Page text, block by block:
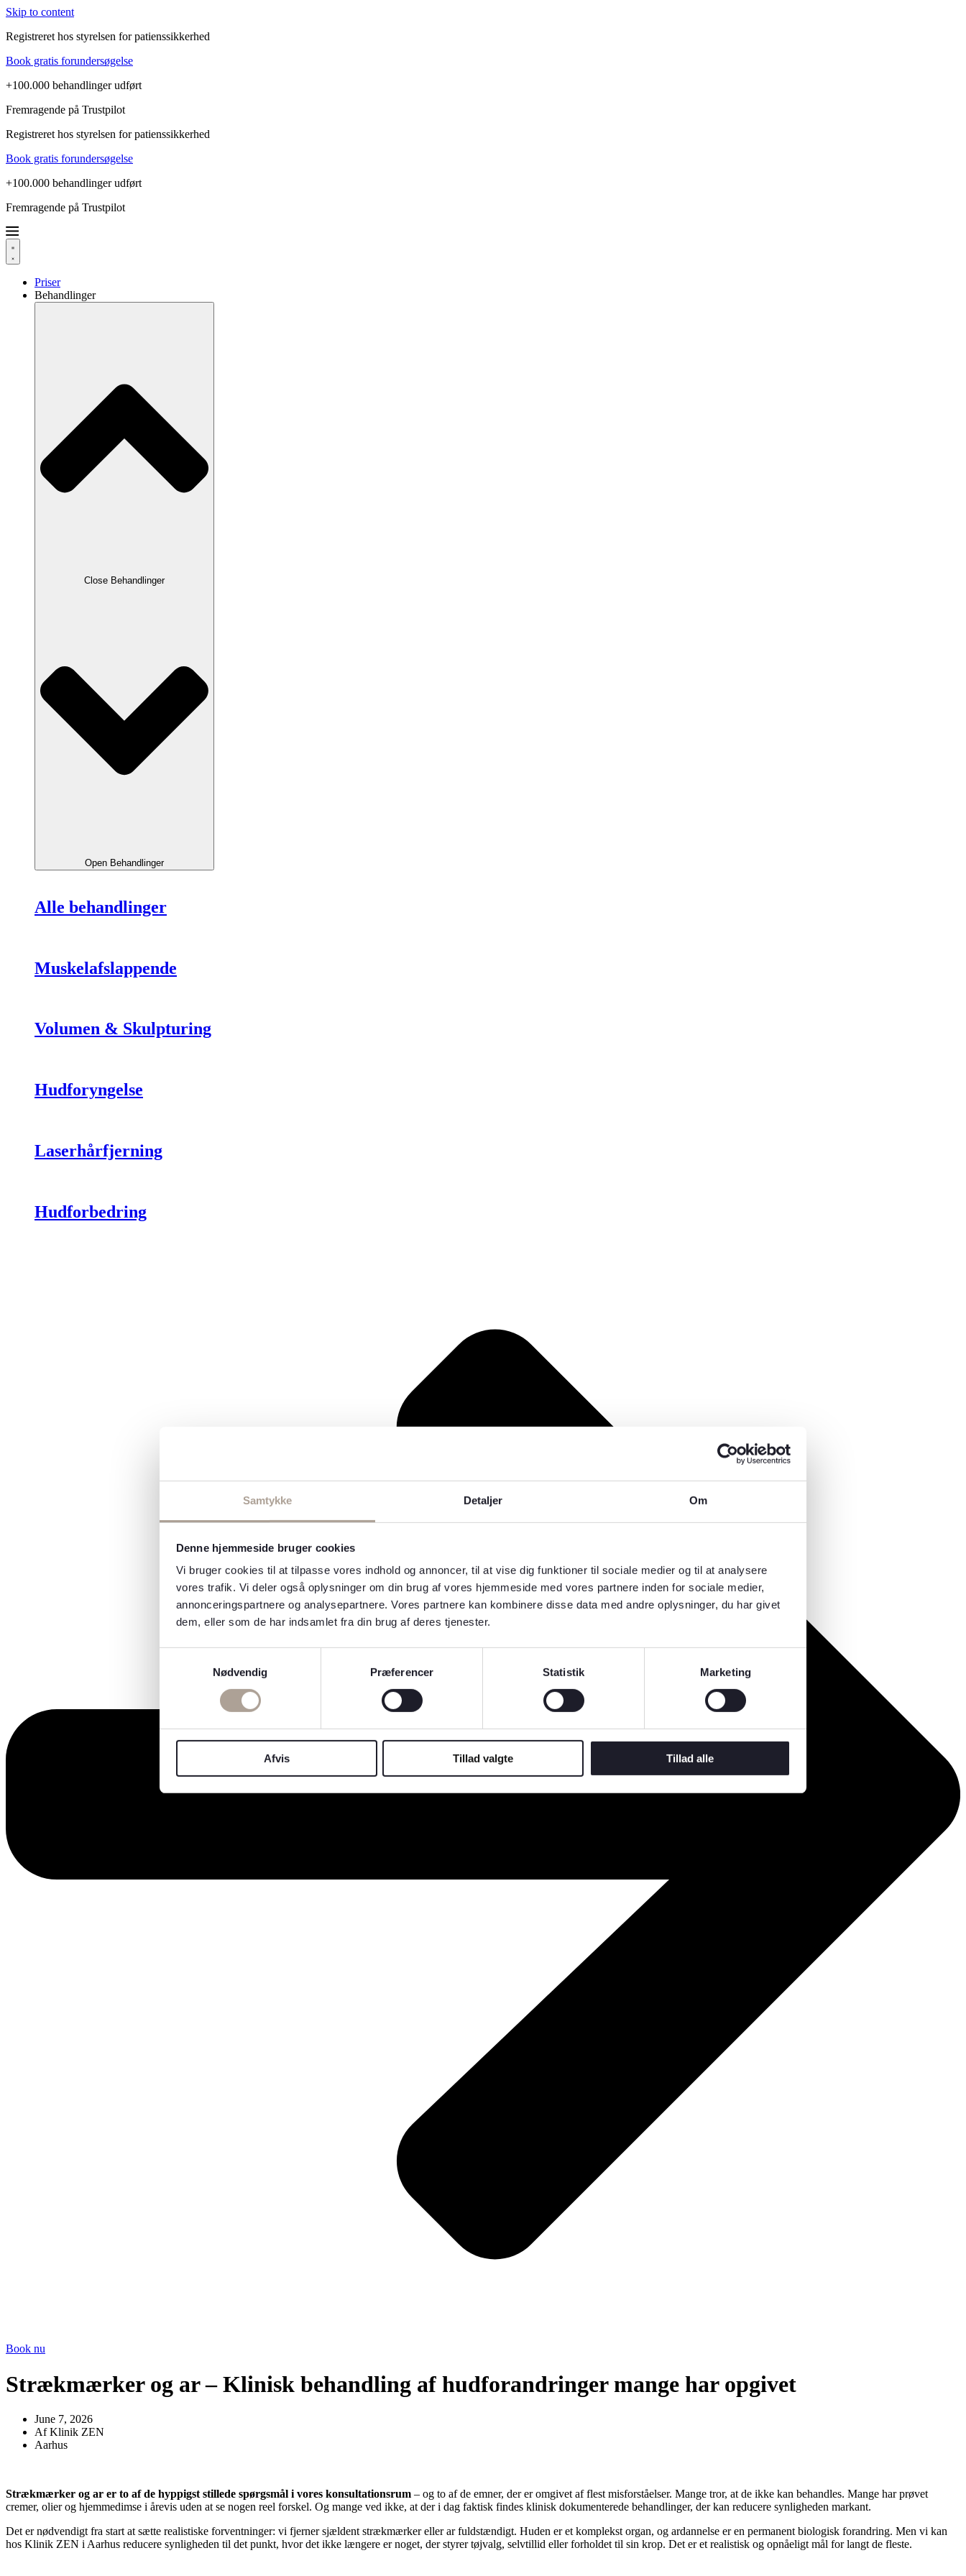
Samtykke Detaljer Om
Denne hjemmeside bruger cookies
Vi bruger cookies til at tilpasse vores indhold og annoncer, til at vise dig funktioner til sociale medier og til at analysere
vores trafik. Vi deler også oplysninger om din brug af vores hjemmeside med vores partnere inden for sociale medier,
annonceringspartnere og analysepartnere. Vores partnere kan kombinere disse data med andre oplysninger, du har givet
dem, eller som de har indsamlet fra din brug af deres tjenester.
Nødvendig
Præferencer Statistik Marketing
Afvis Tillad valgte Tillad alle
Skip to content
Registreret hos styrelsen for patienssikkerhed
Book gratis forundersøgelse
+100.000 behandlinger udført
Fremragende på Trustpilot
Registreret hos styrelsen for patienssikkerhed
Book gratis forundersøgelse
+100.000 behandlinger udført
Fremragende på Trustpilot
Priser
Behandlinger
Close Behandlinger
Open Behandlinger
Alle behandlinger
Muskelafslappende
Volumen & Skulpturing
Hudforyngelse
Laserhårfjerning
Hudforbedring
Book nu
Strækmærker og ar – Klinisk behandling af hudforandringer mange har opgivet
June 7, 2026
Af Klinik ZEN
Aarhus
Strækmærker og ar er to af de hyppigst stillede spørgsmål i vores konsultationsrum – og to af de emner, der er omgivet af flest misforståelser. Mange tror, at de ikke kan behandles. Mange har prøvet
cremer, olier og hjemmedimse i årevis uden at se nogen reel forskel. Og mange ved ikke, at der i dag faktisk findes klinisk dokumenterede behandlinger, der kan reducere synligheden markant.
Det er nødvendigt fra start at sætte realistiske forventninger: vi fjerner sjældent strækmærker eller ar fuldstændigt. Huden er et komplekst organ, og ardannelse er en permanent biologisk forandring. Men vi kan
hos Klinik ZEN i Aarhus reducere synligheden til det punkt, hvor det ikke længere er noget, der styrer tøjvalg, selvtillid eller forholdet til sin krop. Det er et realistisk og opnåeligt mål for langt de fleste.